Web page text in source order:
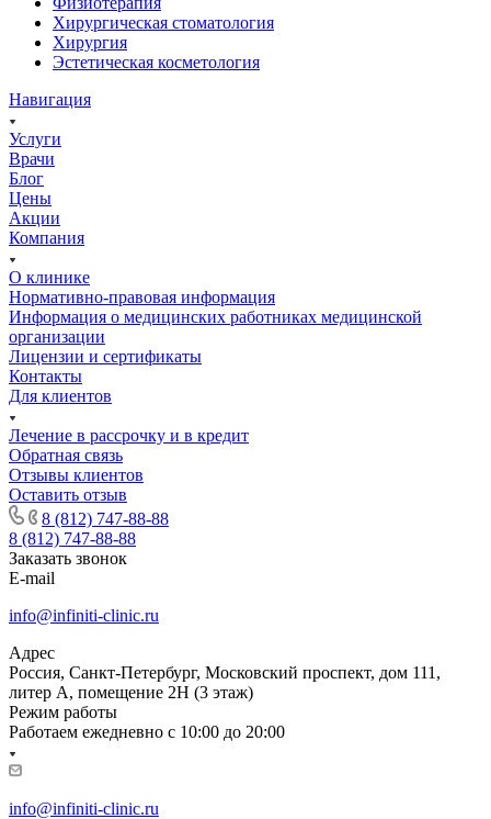
Хирургическая стоматология
Хирургия
Эстетическая косметология
Навигация
Услуги
Врачи
Блог
Цены
Акции
Компания
О клинике
Нормативно-правовая информация
Информация о медицинских работниках медицинской
организации
Лицензии и сертификаты
Контакты
Для клиентов
Лечение в рассрочку и в кредит
Обратная связь
Отзывы клиентов
Оставить отзыв
8 (812) 747-88-88
8 (812) 747-88-88
Заказать звонок
E-mail
info@infiniti-clinic.ru
Адрес
Россия, Санкт-Петербург, Московский проспект, дом 111,
литер А, помещение 2Н (3 этаж)
Режим работы
Работаем ежедневно с 10:00 до 20:00
info@infiniti-clinic.ru